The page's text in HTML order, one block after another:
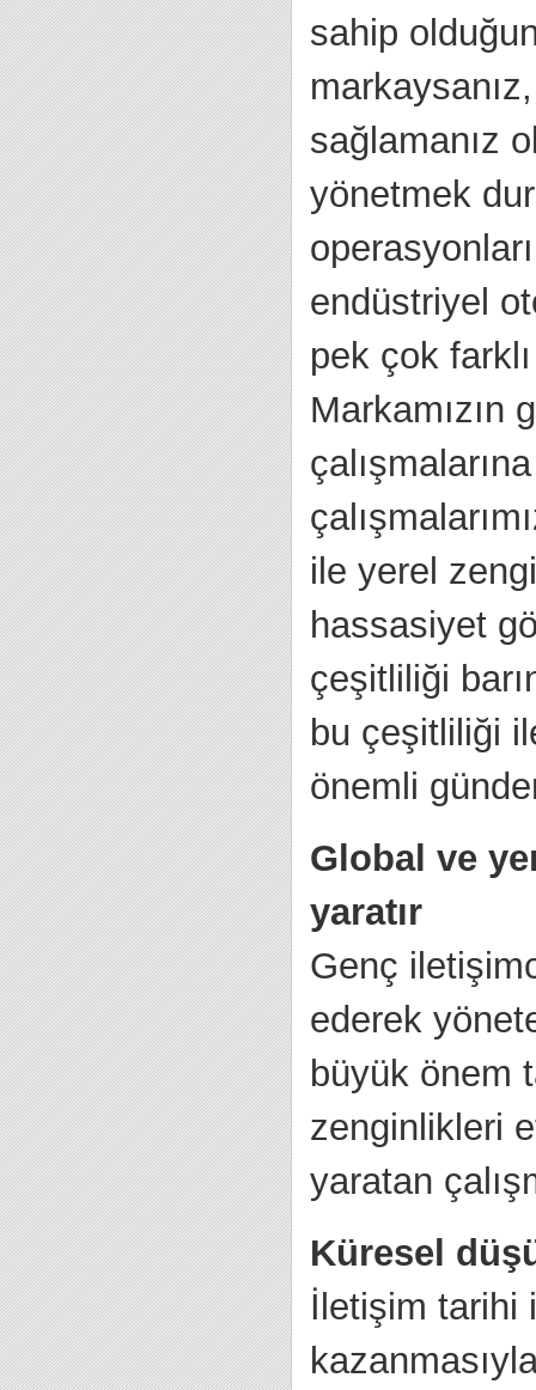
sahip
sağlamanız
yönetmek
endüstriyel
pek çok
Markamızın
ile yerel
hassasiyet
çeşitliliği
bu çeşitliliği
önemli
Global ve
yaratır
Genç
ederek
büyük önem
zenginlikleri
yaratan
Küresel
İletişim tarihi